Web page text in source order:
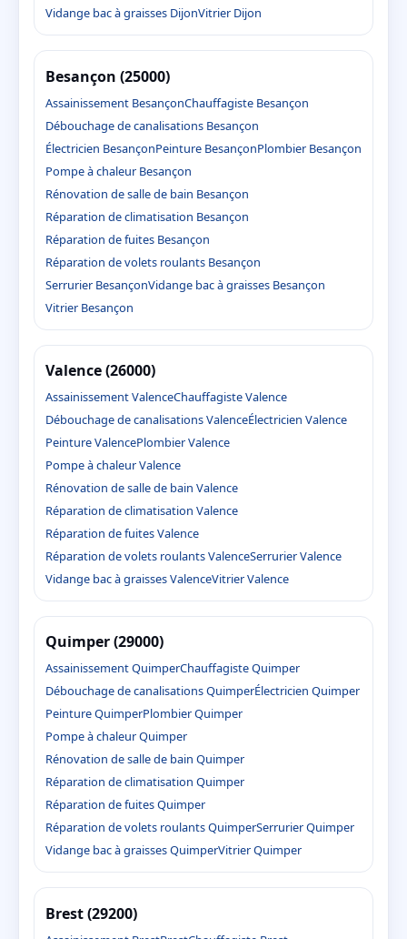
Vidange bac à graisses DijonVitrier Dijon
Besançon (25000)
Assainissement BesançonChauffagiste Besançon
Débouchage de canalisations Besançon
Électricien BesançonPeinture BesançonPlombier Besançon
Pompe à chaleur Besançon
Rénovation de salle de bain Besançon
Réparation de climatisation Besançon
Réparation de fuites Besançon
Réparation de volets roulants Besançon
Serrurier BesançonVidange bac à graisses Besançon
Vitrier Besançon
Valence (26000)
Assainissement ValenceChauffagiste Valence
Débouchage de canalisations ValenceÉlectricien Valence
Peinture ValencePlombier Valence
Pompe à chaleur Valence
Rénovation de salle de bain Valence
Réparation de climatisation Valence
Réparation de fuites Valence
Réparation de volets roulants ValenceSerrurier Valence
Vidange bac à graisses ValenceVitrier Valence
Quimper (29000)
Assainissement QuimperChauffagiste Quimper
Débouchage de canalisations QuimperÉlectricien Quimper
Peinture QuimperPlombier Quimper
Pompe à chaleur Quimper
Rénovation de salle de bain Quimper
Réparation de climatisation Quimper
Réparation de fuites Quimper
Réparation de volets roulants QuimperSerrurier Quimper
Vidange bac à graisses QuimperVitrier Quimper
Brest (29200)